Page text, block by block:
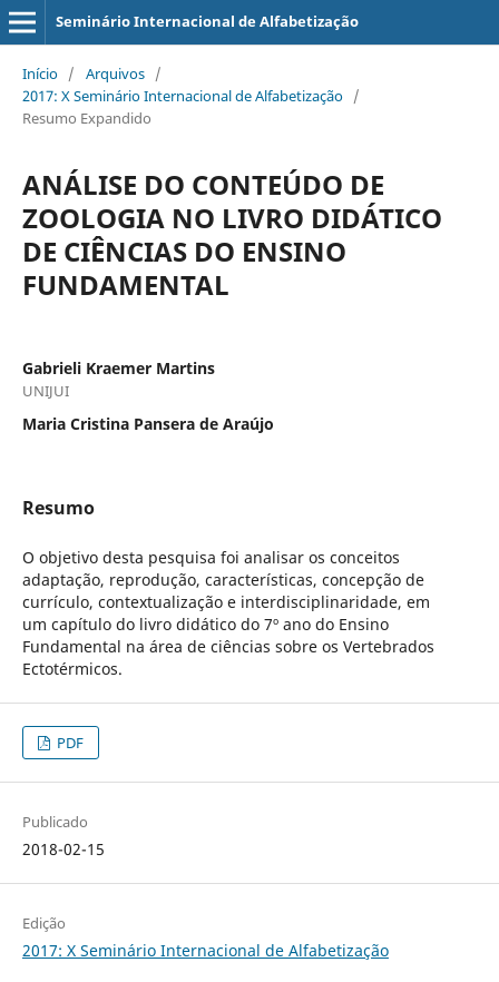
Seminário Internacional de Alfabetização
Início / Arquivos /
2017: X Seminário Internacional de Alfabetização /
Resumo Expandido
ANÁLISE DO CONTEÚDO DE
ZOOLOGIA NO LIVRO DIDÁTICO
DE CIÊNCIAS DO ENSINO
FUNDAMENTAL
Gabrieli Kraemer Martins
UNIJUI
Maria Cristina Pansera de Araújo
Resumo
O objetivo desta pesquisa foi analisar os conceitos
adaptação, reprodução, características, concepção de
currículo, contextualização e interdisciplinaridade, em
um capítulo do livro didático do 7º ano do Ensino
Fundamental na área de ciências sobre os Vertebrados
Ectotérmicos.
PDF
Publicado
2018-02-15
Edição
2017: X Seminário Internacional de Alfabetização